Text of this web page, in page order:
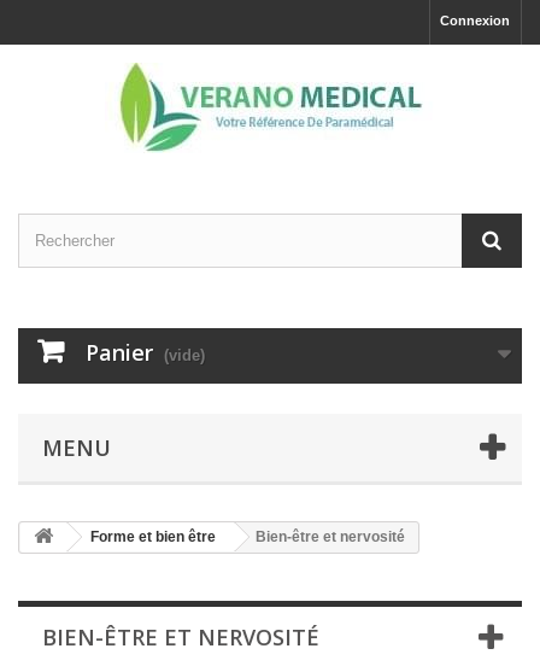
Connexion
Panier (vide)
MENU
Forme et bien être Bien-être et nervosité
BIEN-ÊTRE ET NERVOSITÉ